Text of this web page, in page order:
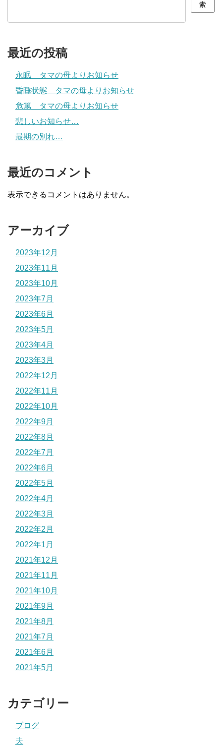
索
最近の投稿
永眠 タマの母よりお知らせ
昏睡状態 タマの母よりお知らせ
危篤 タマの母よりお知らせ
悲しいお知らせ…
最期の別れ…
最近のコメント
表示できるコメントはありません。
アーカイブ
2023年12月
2023年11月
2023年10月
2023年7月
2023年6月
2023年5月
2023年4月
2023年3月
2022年12月
2022年11月
2022年10月
2022年9月
2022年8月
2022年7月
2022年6月
2022年5月
2022年4月
2022年3月
2022年2月
2022年1月
2021年12月
2021年11月
2021年10月
2021年9月
2021年8月
2021年7月
2021年6月
2021年5月
カテゴリー
ブログ
夫